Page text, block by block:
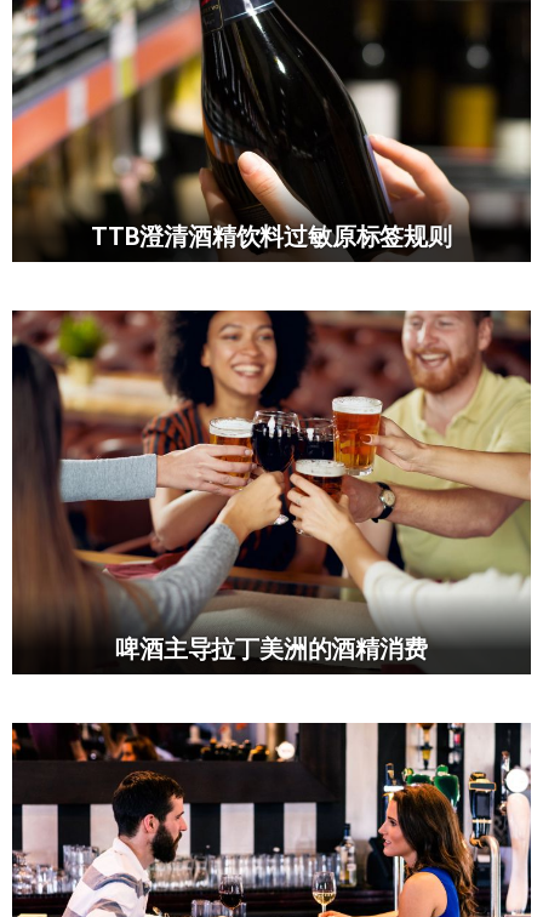
TTB澄清酒精饮料过敏原标签规则
啤酒主导拉丁美洲的酒精消费